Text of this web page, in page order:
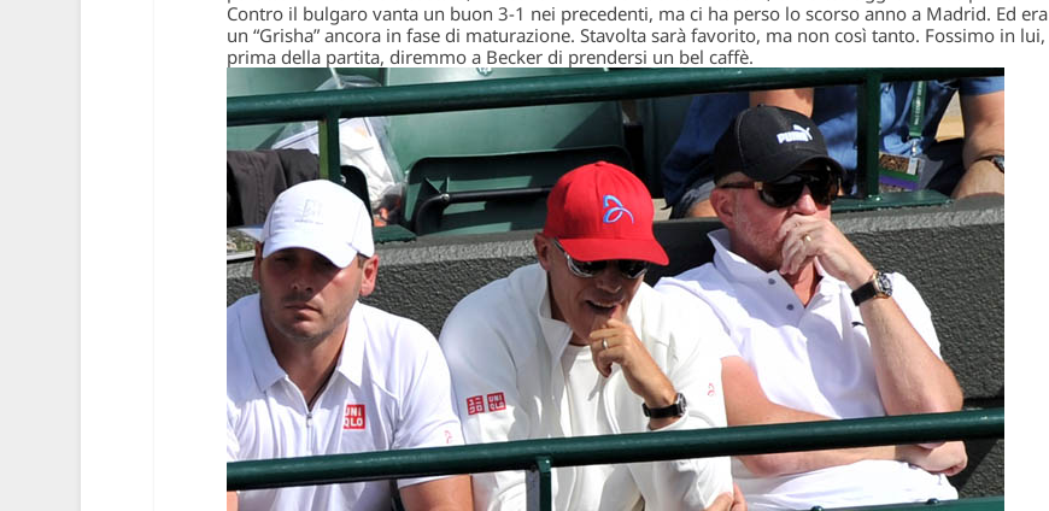
Contro il bulgaro vanta un buon 3-1 nei precedenti, ma ci ha perso lo scorso anno a Madrid. Ed era
un “Grisha” ancora in fase di maturazione. Stavolta sarà favorito, ma non così tanto. Fossimo in lui,
prima della partita, diremmo a Becker di prendersi un bel caffè.